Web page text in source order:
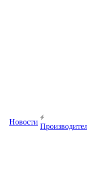
Новости